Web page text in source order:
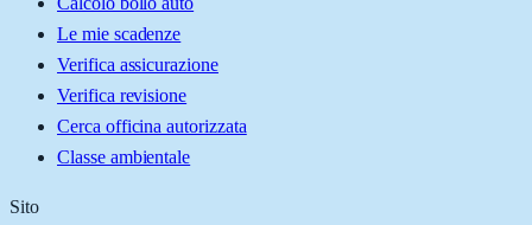
Le mie scadenze
Verifica assicurazione
Verifica revisione
Cerca officina autorizzata
Classe ambientale
Sito